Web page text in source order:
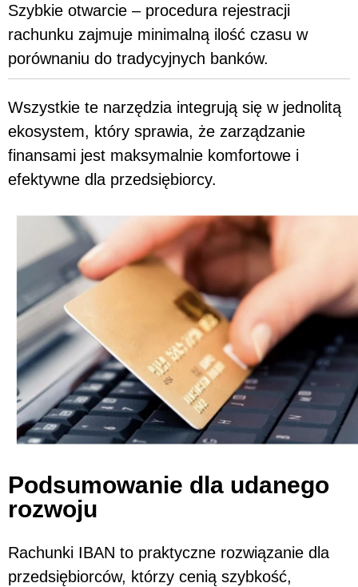
Szybkie otwarcie – procedura rejestracji
rachunku zajmuje minimalną ilość czasu w
porównaniu do tradycyjnych banków.
Wszystkie te narzędzia integrują się w jednolitą
ekosystem, który sprawia, że zarządzanie
finansami jest maksymalnie komfortowe i
efektywne dla przedsiębiorcy.
Podsumowanie dla udanego
rozwoju
Rachunki IBAN to praktyczne rozwiązanie dla
przedsiębiorców, którzy cenią szybkość,